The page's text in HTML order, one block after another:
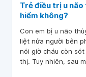
Trẻ điều trị u
hiểm không?
Con em bị u não
liệt nửa người bên
nói giờ cháu còn
thị. Tuy nhiên, sau